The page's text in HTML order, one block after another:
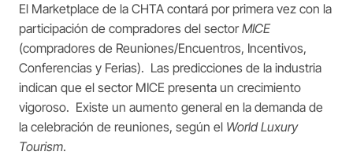
El Marketplace de la CHTA contará por primera vez con la
participación de compradores del sectorMICE
(compradores de Reuniones/Encuentros, Incentivos,
Conferencias y Ferias). Las predicciones de la industria
indican que el sector MICE presenta un crecimiento
vigoroso. Existe un aumento general en la demanda de
la celebración de reuniones, según el World Luxury
Tourism.